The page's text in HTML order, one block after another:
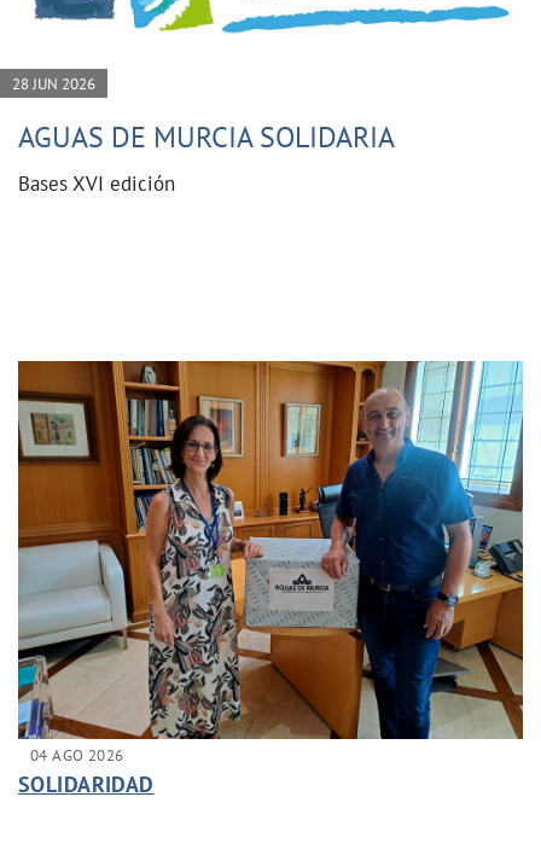
28 JUN 2026
AGUAS DE MURCIA SOLIDARIA
Bases XVI edición
04 AGO 2026
SOLIDARIDAD